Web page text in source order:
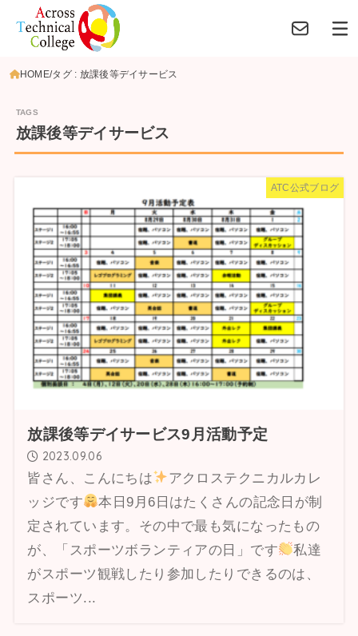
HOME タグ : 放課後等デイサービス
放課後等デイサービス
ATC公式ブログ
放課後等デイサービス9月活動予定
2023.09.06
皆さん、こんにちは
アクロステクニカルカレ
ッジです
本日9月6日はたくさんの記念日が制
定されています。その中で最も気になったもの
が、「スポーツボランティアの日」です
私達
がスポーツ観戦したり参加したりできるのは、
スポーツ...